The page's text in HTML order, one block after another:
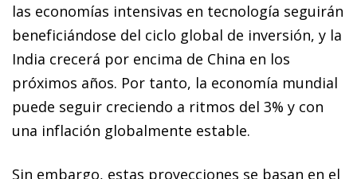
las economías intensivas en tecnología seguirán
beneficiándose del ciclo global de inversión, y la
India crecerá por encima de China en los
próximos años. Por tanto, la economía mundial
puede seguir creciendo a ritmos del 3% y con
una inflación globalmente estable.
Sin embargo, estas proyecciones se basan en el